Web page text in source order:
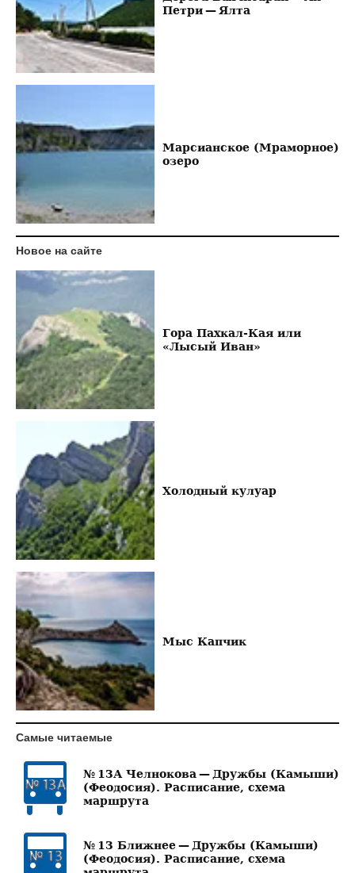
Петри — Ялта
Марсианское (Мраморное)
озеро
Новое на сайте
Гора Пахкал-Кая или
«Лысый Иван»
Холодный кулуар
Мыс Капчик
Самые читаемые
№ 13А Челнокова — Дружбы (Камыши)
(Феодосия). Расписание, схема
маршрута
№ 13 Ближнее — Дружбы (Камыши)
(Феодосия). Расписание, схема